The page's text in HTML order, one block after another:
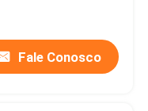
Fale Conosco